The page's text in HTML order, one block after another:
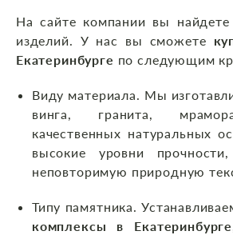
На сайте компании вы
изделий. У нас вы сможете
Екатеринбурге по следующим
Виду материала. Мы
винга, гранита,
качественных натуральных
высокие уровни
неповторимую природную
Типу памятника.
комплексы в Екатеринбурге